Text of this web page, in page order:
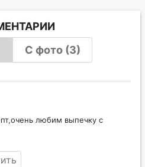
С фото (3)
любим выпечку с